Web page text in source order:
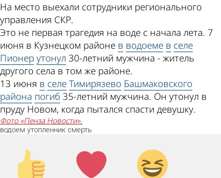
На место выехали сотрудники регионального
управления СКР.
Это не первая трагедия на воде с начала лета. 7
июня в Кузнецком районе в водоеме в селе
Пионерутонул 30-летний мужчина - житель
другого села в том же районе.
13 июня в селеТимирязево Башмаковского
района погиб 35-летний мужчина. Он утонул в
пруду Новом, когда пытался спасти девушку.
Фото «Пенза Новости».
водоем утопленник смерть
Палец
вверх!
Лайк!
Дикий
смех!